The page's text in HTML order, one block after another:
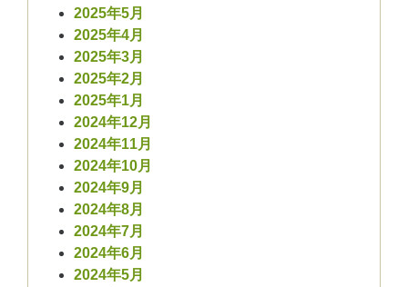
2025年5月
2025年4月
2025年3月
2025年2月
2025年1月
2024年12月
2024年11月
2024年10月
2024年9月
2024年8月
2024年7月
2024年6月
2024年5月